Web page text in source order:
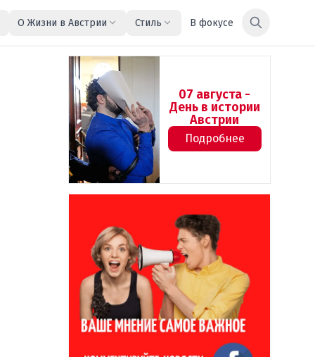
О Жизни в Австрии Стиль В фокусе
07 августа -
День в истории
Австрии
Подробнее